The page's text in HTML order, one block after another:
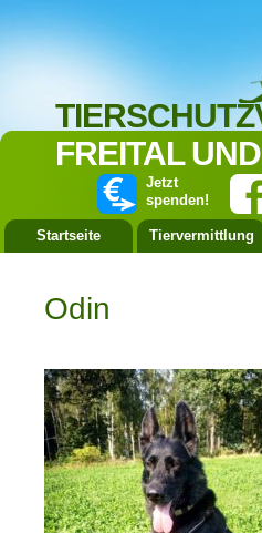
FREITAL
Jetzt
spenden!
Startseite Tiervermittlung
Odin